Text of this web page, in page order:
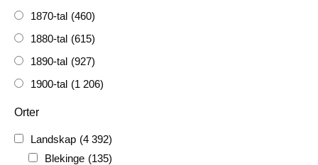
1870-tal (460)
1880-tal (615)
1890-tal (927)
1900-tal (1 206)
FH
(338)
Orter
Landskap (4 392)
Blekinge (135)